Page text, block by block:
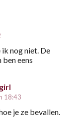
nog niet. De
eens
18:43
je ze bevallen.